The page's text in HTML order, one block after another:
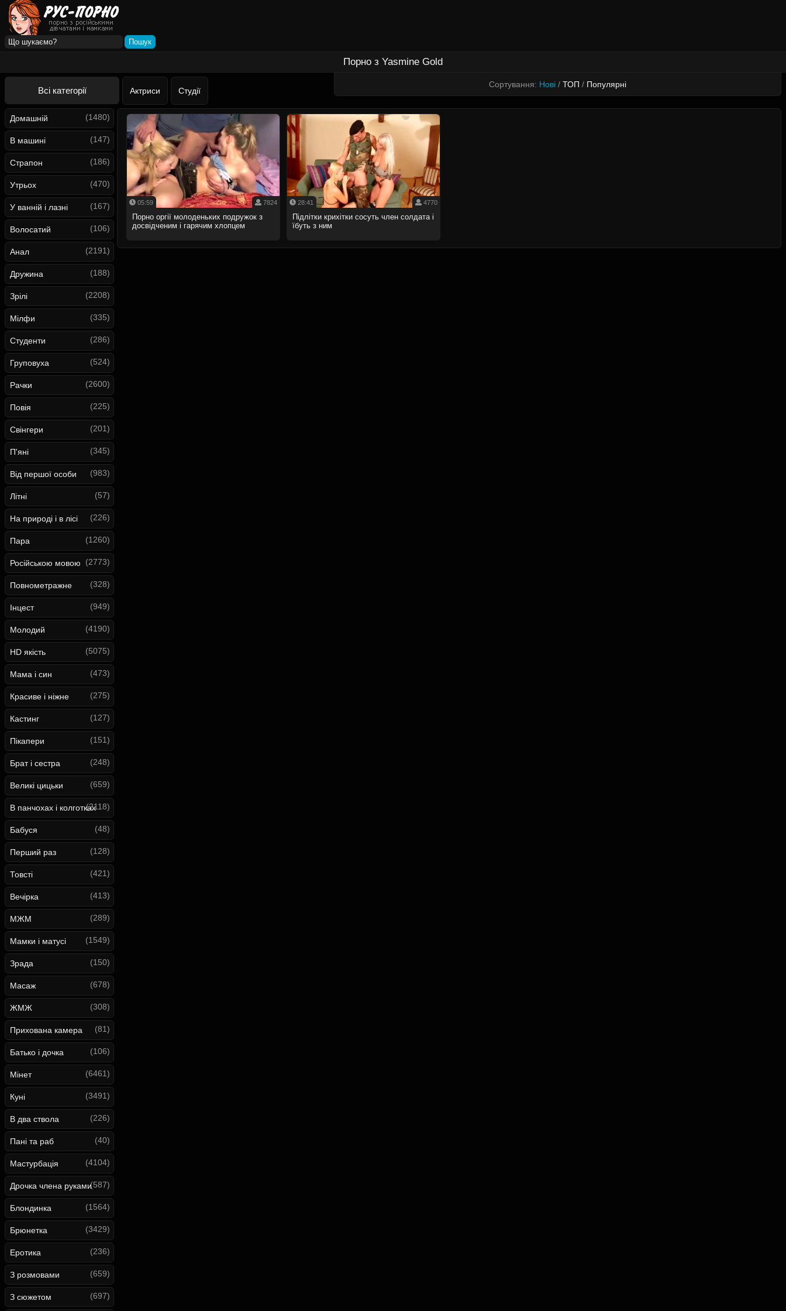
Порно з Yasmine Gold
Сортування: Нові/ ТОП / Популярні
Всі категорії Актриси Студії
Домашній (1480)
В машині (147)
Страпон (186)
Утрьох (470)
У ванній і лазні (167)
Волосатий (106)
Анал (2191)
Дружина (188)
Зрілі (2208)
Мілфи (335)
Студенти (286)
Груповуха (524)
Рачки (2600)
Повія (225)
Свінгери (201)
П'яні (345)
Від першої особи (983)
Літні (57)
На природі і в лісі (226)
Пара (1260)
Російською мовою (2773)
Повнометражне (328)
Інцест (949)
Молодий (4190)
HD якість (5075)
Мама і син (473)
Красиве і ніжне (275)
Кастинг (127)
Пікапери (151)
Брат і сестра (248)
Великі цицьки (659)
В панчохах і колготках(2118)
Бабуся (48)
Перший раз (128)
Товсті (421)
Вечірка (413)
МЖМ (289)
Мамки і матусі (1549)
Зрада (150)
Масаж (678)
ЖМЖ (308)
Прихована камера (81)
Батько і дочка (106)
Мінет (6461)
Куні (3491)
В два ствола (226)
Пані та раб (40)
Мастурбація (4104)
Дрочка члена руками(587)
Блондинка (1564)
Брюнетка (3429)
Еротика (236)
З розмовами (659)
З сюжетом (697)
7824
05:59
Порно оргії молоденьких подружок з
досвідченим і гарячим хлопцем
4770
28:41
Підлітки крихітки сосуть член солдата і
їбуть з ним